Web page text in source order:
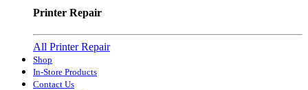
Printer Repair
All Printer Repair
Shop
In-Store Products
Contact Us